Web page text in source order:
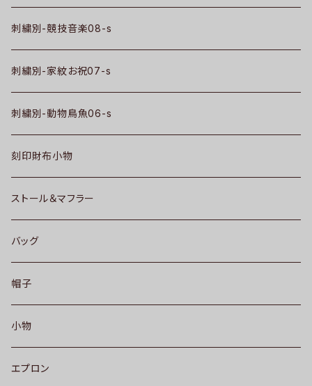
刺繍別-競技音楽08-s
刺繍別-家紋お祝07-s
刺繍別-動物鳥魚06-s
刻印財布小物
ストール＆マフラー
バッグ
帽子
小物
エプロン